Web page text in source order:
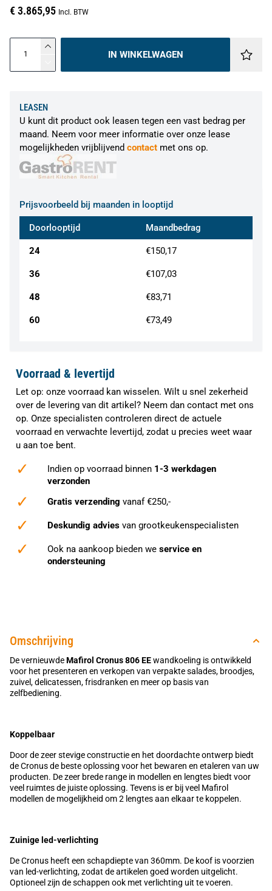
€ 3.865,95 Incl. BTW
IN WINKELWAGEN
LEASEN
U kunt dit product ook leasen tegen een vast bedrag per
maand. Neem voor meer informatie over onze lease
mogelijkheden vrijblijvend contact met ons op.
Prijsvoorbeeld bij maanden in looptijd
Doorlooptijd
24
36
48
60
Maandbedrag
€150,17
€107,03
€83,71
€73,49
Voorraad & levertijd
Let op: onze voorraad kan wisselen. Wilt u snel zekerheid
over de levering van dit artikel? Neem dan contact met ons
op. Onze specialisten controleren direct de actuele
voorraad en verwachte levertijd, zodat u precies weet waar
u aan toe bent.
✓ Indien op voorraad binnen 1-3 werkdagen
verzonden
✓ Gratis verzending vanaf €250,-
✓ Deskundig advies van grootkeukenspecialisten
✓ Ook na aankoop bieden we service en
ondersteuning
Omschrijving
De vernieuwdeMafirol Cronus 806 EEwandkoeling is ontwikkeld
voor het presenteren en verkopen van verpakte salades, broodjes,
zuivel, delicatessen, frisdranken en meer op basis van
zelfbediening.
Koppelbaar
Door de zeer stevige constructie en het doordachte ontwerp biedt
de Cronus de beste oplossing voor het bewaren en etaleren van uw
producten. De zeer brede range in modellen en lengtes biedt voor
veel ruimtes de juiste oplossing. Tevens is er bij veel Mafirol
modellen de mogelijkheid om 2 lengtes aan elkaar te koppelen.
Zuinige led-verlichting
De Cronus heeft een schapdiepte van 360mm. De koof is voorzien
van led-verlichting, zodat de artikelen goed worden uitgelicht.
Optioneel zijn de schappen ook met verlichting uit te voeren.